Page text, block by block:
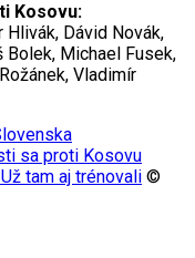
Kosovu:
Hlivák, Dávid Novák,
Bolek, Michael Fusek,
Vladimír
sa proti Kosovu
tam aj trénovali ©